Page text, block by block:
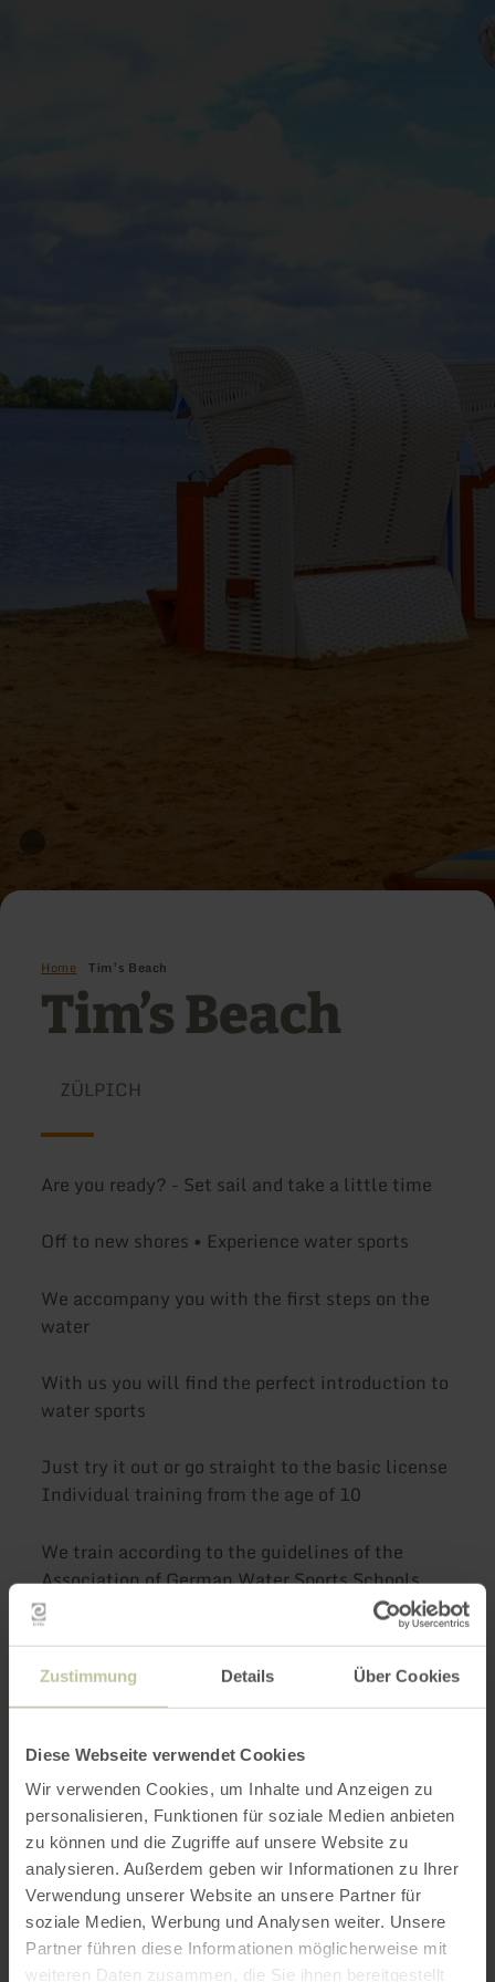
Zustimmung Details Über Cookies
Diese Webseite verwendet Cookies
Wir verwenden Cookies, um Inhalte und Anzeigen zu
personalisieren, Funktionen für soziale Medien anbieten
zu können und die Zugriffe auf unsere Website zu
analysieren. Außerdem geben wir Informationen zu Ihrer
Verwendung unserer Website an unsere Partner für
soziale Medien, Werbung und Analysen weiter. Unsere
Partner führen diese Informationen möglicherweise mit
weiteren Daten zusammen, die Sie ihnen bereitgestellt
Home Tim’s Beach
Tim’s Beach
ZÜLPICH
Are you ready? - Set sail and take a little time
Off to new shores • Experience water sports
We accompany you with the first steps on the
water
With us you will find the perfect introduction to
water sports
Just try it out or go straight to the basic license
Individual training from the age of 10
We train according to the guidelines of the
Association of German Water Sports Schools
(VDWS)